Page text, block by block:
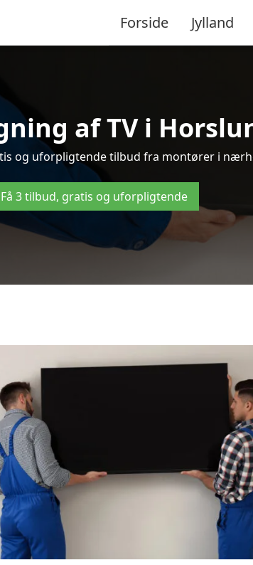
Forside Jylland
af TV i
og uforpligtende tilbud fra montører i
Få 3 tilbud, gratis og uforpligtende